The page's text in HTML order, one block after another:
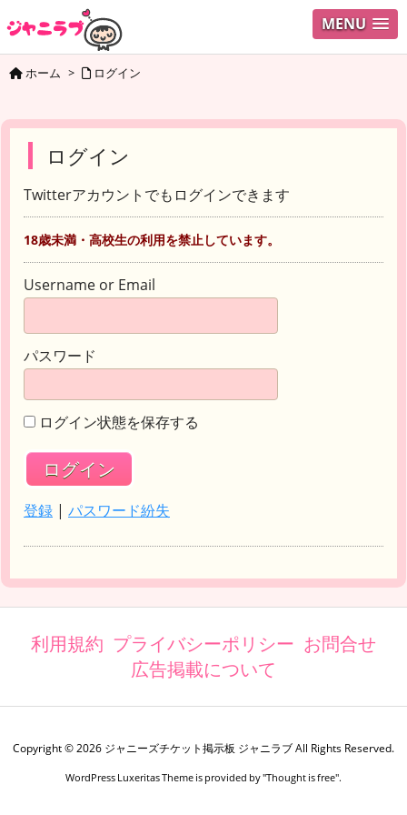
MENU
ホーム > ログイン
ログイン
Twitterアカウントでもログインできます
18歳未満・高校生の利用を禁止しています。
Username or Email
パスワード
ログイン状態を保存する
登録 | パスワード紛失
利用規約 プライバシーポリシー お問合せ
広告掲載について
Copyright ©2026 ジャニーズチケット掲示板 ジャニラブAll Rights Reserved.
WordPress Luxeritas Theme is provided by "Thought is free".